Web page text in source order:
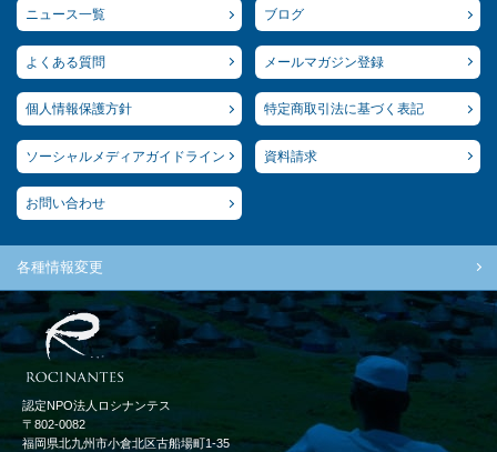
ニュース一覧 ブログ
よくある質問 メールマガジン登録
個人情報保護方針 特定商取引法に基づく表記
ソーシャルメディアガイドライン 資料請求
お問い合わせ
各種情報変更
認定NPO法人ロシナンテス
〒802-0082
福岡県北九州市小倉北区古船場町1-35